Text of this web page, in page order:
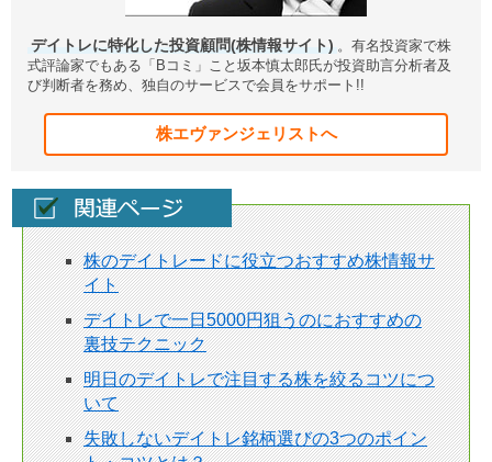
デイトレに特化した投資顧問(株情報サイト) 。有名投資家で株
式評論家でもある「Bコミ」こと坂本慎太郎氏が投資助言分析者及
び判断者を務め、独自のサービスで会員をサポート!!
株エヴァンジェリストへ
株のデイトレードに役立つおすすめ株情報サ
イト
デイトレで一日5000円狙うのにおすすめの
裏技テクニック
明日のデイトレで注目する株を絞るコツにつ
いて
失敗しないデイトレ銘柄選びの3つのポイン